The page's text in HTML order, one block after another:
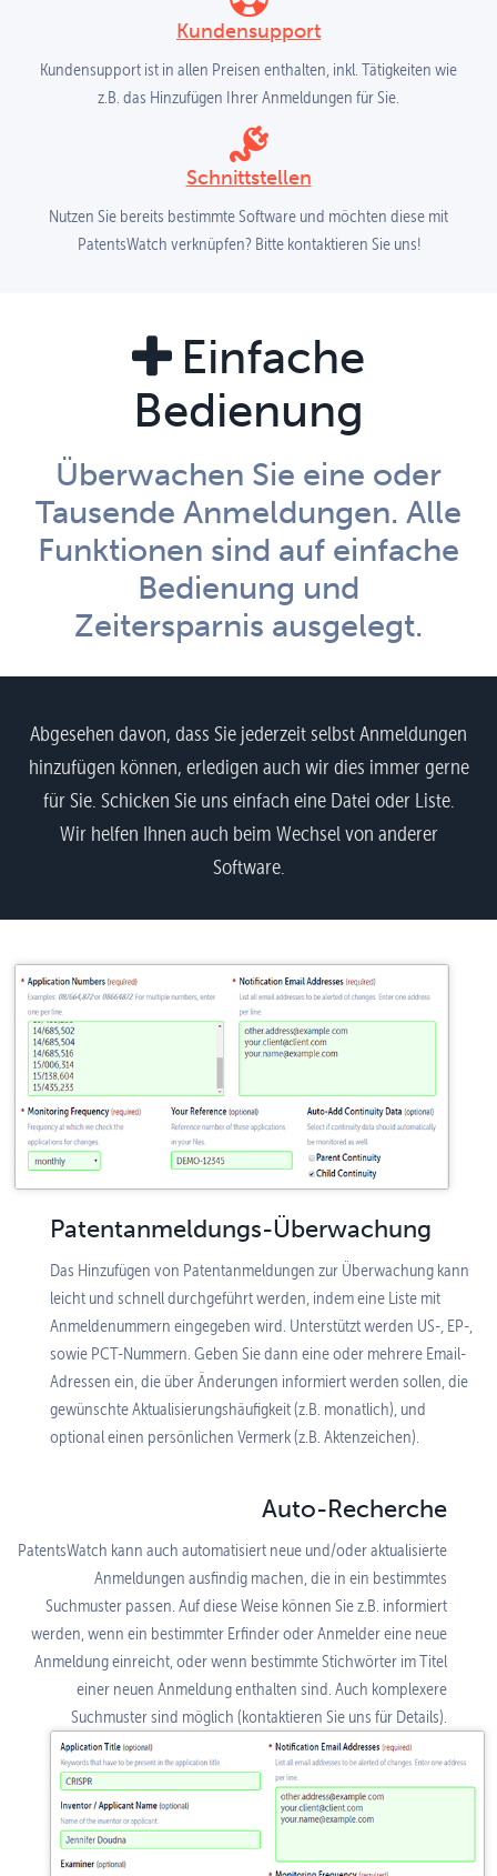
Kundensupport
Kundensupport ist in allen Preisen enthalten, inkl. Tätigkeiten wie
z.B. das Hinzufügen Ihrer Anmeldungen für Sie.
Schnittstellen
Nutzen Sie bereits bestimmte Software und möchten diese mit
PatentsWatch verknüpfen? Bitte kontaktieren Sie uns!
Einfache
Bedienung
Überwachen Sie eine oder
Tausende Anmeldungen. Alle
Funktionen sind auf einfache
Bedienung und
Zeitersparnis ausgelegt.
Abgesehen davon, dass Sie jederzeit selbst Anmeldungen
hinzufügen können, erledigen auch wir dies immer gerne
für Sie. Schicken Sie uns einfach eine Datei oder Liste.
Wir helfen Ihnen auch beim Wechsel von anderer
Software.
Patentanmeldungs-Überwachung
Das Hinzufügen von Patentanmeldungen zur Überwachung kann
leicht und schnell durchgeführt werden, indem eine Liste mit
Anmelde­nummern eingegeben wird. Unterstützt werden US-, EP-,
sowie PCT-Nummern. Geben Sie dann eine oder mehrere Email-
Adressen ein, die über Änderungen informiert werden sollen, die
gewünschte Aktualisierungs­häufigkeit (z.B. monatlich), und
optional einen persönlichen Vermerk (z.B. Aktenzeichen).
Auto-Recherche
PatentsWatch kann auch automatisiert neue und/oder aktualisierte
Anmeldungen ausfindig machen, die in ein bestimmtes
Suchmuster passen. Auf diese Weise können Sie z.B. informiert
werden, wenn ein bestimmter Erfinder oder Anmelder eine neue
Anmeldung einreicht, oder wenn bestimmte Stichwörter im Titel
einer neuen Anmeldung enthalten sind. Auch komplexere
Suchmuster sind möglich (kontaktieren Sie uns für Details).